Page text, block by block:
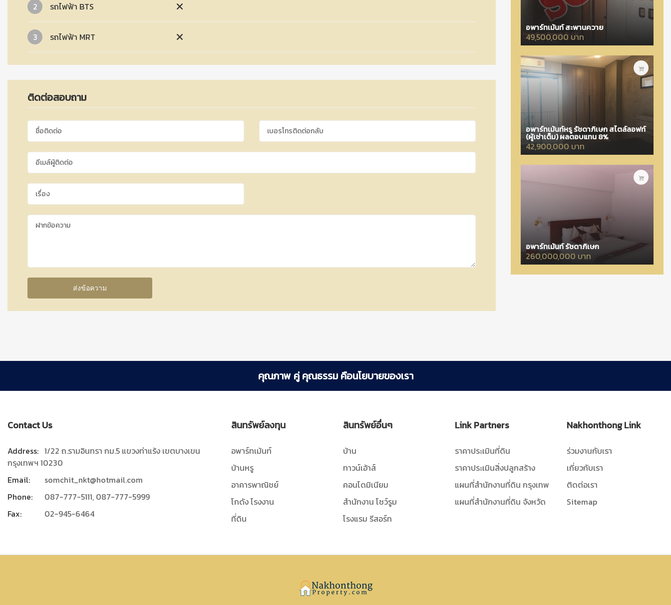
2 รถไฟฟ้า BTS
3 รถไฟฟ้า MRT
ติดต่อสอบถาม
อพาร์ทเม้นท์ สะพานควาย
49,500,000 บาท
อพาร์ทเม้นท์หรู รัชดาภิเษก สไตล์ลอฟท์
(ผู้เช่าเต็ม) ผลตอบแทน 8%
42,900,000 บาท
อพาร์ทเม้นท์ รัชดาภิเษก
260,000,000 บาท
คุณภาพ คู่ คุณธรรม คือนโยบายของเรา
Contact Us
Address: 1/22 ถ.รามอินทรา กม.5 แขวงท่าแร้ง เขตบางเขน
กรุงเทพฯ 10230
Email:
somchit_nkt@hotmail.com
Phone:
087-777-5111, 087-777-5999
Fax:
02-945-6464
สินทรัพย์ลงทุน
อพาร์ทเม้นท์
บ้านหรู
อาคารพาณิชย์
โกดัง โรงงาน
ที่ดิน
สินทรัพย์อื่นๆ
บ้าน
ทาวน์เอ้าส์
คอนโดมิเนียม
สำนักงาน โชว์รูม
โรงแรม รีสอร์ท
Link Partners
ราคาประเมินที่ดิน
ราคาประเมินสิ่งปลูกสร้าง
แผนที่สำนักงานที่ดิน กรุงเทพ
แผนที่สำนักงานที่ดิน จังหวัด
Nakhonthong Link
ร่วมงานกับเรา
เกี่ยวกับเรา
ติดต่อเรา
Sitemap